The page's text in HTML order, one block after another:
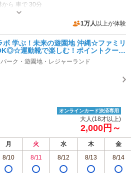
ら 車で 30分
入館：19:00) 定休日：毎月第三木曜日
1万人 以上が体験
ボ 学ぶ！未来の遊園地 沖縄☆ファミリ
運動靴で楽しむ！ポイントクーポ
ーク・遊園地・レジャーランド
オンラインカード決済専用
大人(18才以上)
2,000円～
月 火 水 木
金
8/10 8/11 8/12 8/13 8/14